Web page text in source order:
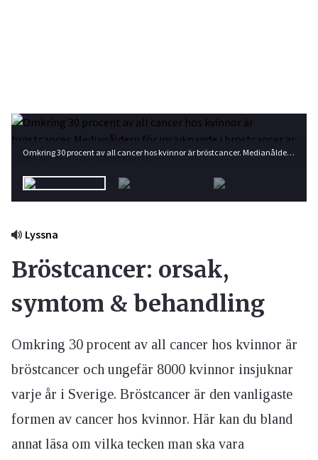
Omkring 30 procent av all cancer hos kvinnor är bröstcancer. Medianåldern för insjuknande i bröstcancer är drygt 65 år. Foto: Shutterstock
Lyssna
Bröstcancer: orsak,
symtom & behandling
Omkring 30 procent av all cancer hos kvinnor är
bröstcancer och ungefär 8000 kvinnor insjuknar
varje år i Sverige. Bröstcancer är den vanligaste
formen av cancer hos kvinnor. Här kan du bland
annat läsa om vilka tecken man ska vara